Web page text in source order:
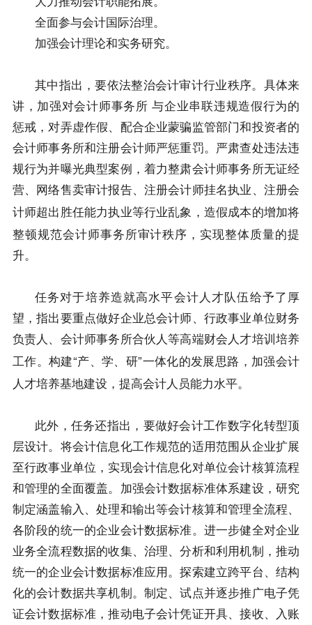
全面参与会计国际治理。
加强会计理论和实务研究。
其中指出 ，要依法整治会计审计行业秩序。 具体来
讲 ，加强对会计师事务所 与企业串联违规造假行为的
惩戒，对弄虚作假、配合企业蒙骗监管部门和投资者的
会计师事务所和注册会计师严惩重罚。严肃查处违法违
规行为并曝光典型案例，着力整肃会计师事务所无证经
营、网络售卖审计报告、注册会计师挂名执业、注册会
计师超出胜任能力执业等行业乱象， 造假成本的增加将
整顿规范会计师事务所审计秩序 ， 实现整体质量的提
升。
任务对于培养造就高水平会计人才队伍给予了厚
望 ，指出要重点做好企业总会计师、行政事业单位财务
负责人、会计师事务所合伙人等高端财会人才培训培养
工作。构建“产、 学、 研”一体化的发展思路 ，加强会计
人才培养基地建设， 提高会计人员能力水平。
此外 ， 任务还指出 ， 要做好会计工作数字化转型顶
层设计。将会计信息化工作规范的适用范围从企业扩展
至行政事业单位，实现会计信息化对单位会计核算流程
和管理的全面覆盖。加强会计数据标准体系建设，研究
制定涵盖输入、处理和输出等会计核算和管理全流程、
各阶段的统一的企业会计数据标准。进一步健全对企业
业务全流程数据的收集、治理、分析和利用机制，推动
统一的企业会计数据标准应用。探索建立跨平台、结构
化的会计数据共享机制。制定、试点并逐步推广电子凭
证会计数据标准，推动电子会计凭证开具、接收、入账